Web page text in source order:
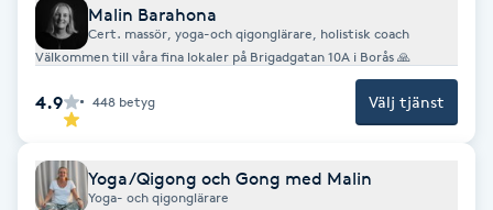
Frisör
Funktionsanalys
Färgning
Malin Barahona
Cert. massör, yoga-och qigonglärare, holistisk coach
Välkommen till våra fina lokaler på Brigadgatan 10A i Borås 🙏
4.9 448 betyg Välj tjänst
Yoga/Qigong och Gong med Malin
Yoga- och qigonglärare